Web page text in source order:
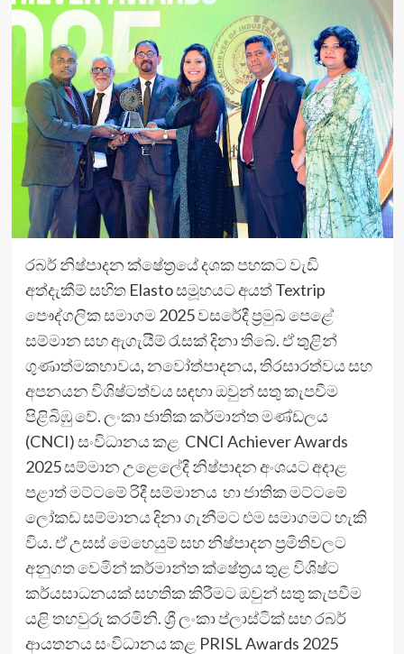
රබර් නිෂ්පාදන ක්ෂේත්‍රයේ දශක පහකට වැඩි
අත්දැකීම් සහිත Elasto සමූහයට අයත් Textrip
පෞද්ගලික සමාගම 2025 වසරේදී ප්‍රමුඛ පෙළේ
සම්මාන සහ ඇගැයීම් රැසක් දිනා තිබේ. ඒ තුළින්
ගුණාත්මකභාවය, නවෝත්පාදනය, තිරසාරත්වය සහ
අපනයන විශිෂ්ටත්වය සඳහා ඔවුන් සතු කැපවීම
පිළිබිඹු වේ. ලංකා ජාතික කර්මාන්ත මණ්ඩලය
(CNCI) සංවිධානය කළ CNCI Achiever Awards
2025 සම්මාන උළෙලේදී නිෂ්පාදන අංශයට අදාළ
පළාත් මට්ටමේ රිදී සම්මානය හා ජාතික මට්ටමේ
ලෝකඩ සම්මානය දිනා ගැනීමට එම සමාගමට හැකි
විය. ඒ උසස් මෙහෙයුම් සහ නිෂ්පාදන ප්‍රමිතිවලට
අනුගත වෙමින් කර්මාන්ත ක්ෂේත්‍රය තුළ විශිෂ්ට
කර්යසාධනයක් සහතික කිරීමට ඔවුන් සතු කැපවීම
යළි තහවුරු කරමිනි. ශ්‍රී ලංකා ප්ලාස්ටික් සහ රබර්
ආයතනය සංවිධානය කළ PRISL Awards 2025